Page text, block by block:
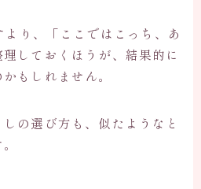
より、「ここではこっち、あ
しておくほうが、結果的に
もしれません。
の選び方も、似たようなと